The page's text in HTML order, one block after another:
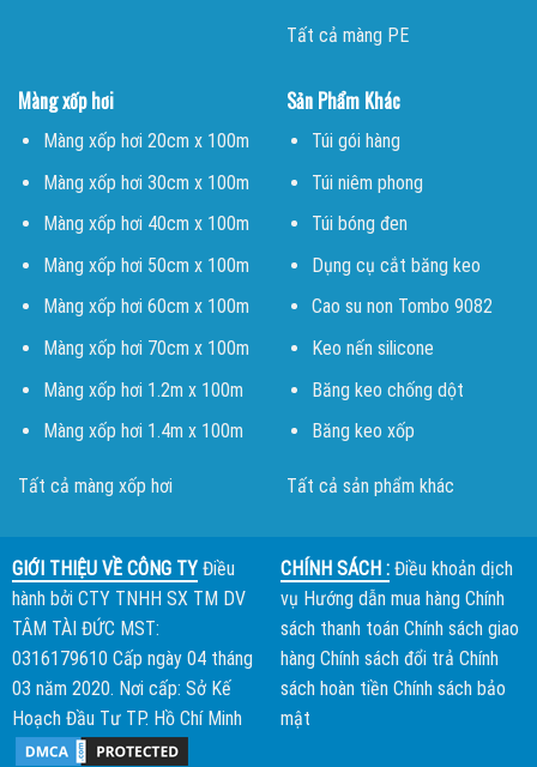
Tất cả màng PE
Màng xốp hơi
Màng xốp hơi 20cm x 100m
Màng xốp hơi 30cm x 100m
Màng xốp hơi 40cm x 100m
Màng xốp hơi 50cm x 100m
Màng xốp hơi 60cm x 100m
Màng xốp hơi 70cm x 100m
Màng xốp hơi 1.2m x 100m
Màng xốp hơi 1.4m x 100m
Tất cả màng xốp hơi
Sản Phẩm Khác
Túi gói hàng
Túi niêm phong
Túi bóng đen
Dụng cụ cắt băng keo
Cao su non Tombo 9082
Keo nến silicone
Băng keo chống dột
Băng keo xốp
Tất cả sản phẩm khác
GIỚI THIỆU VỀ CÔNG TYĐiều
hành bởi CTY TNHH SX TM DV
TÂM TÀI ĐỨC MST:
0316179610 Cấp ngày 04 tháng
03 năm 2020. Nơi cấp: Sở Kế
Hoạch Đầu Tư TP. Hồ Chí Minh
CHÍNH SÁCH : Điều khoản dịch
vụ Hướng dẫn mua hàng Chính
sách thanh toán Chính sách giao
hàng Chính sách đổi trả Chính
sách hoàn tiền Chính sách bảo
mật